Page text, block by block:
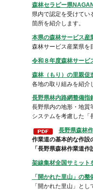
森林セラピー県
県内で認定を受けてい
箇所を紹介します。
本県の森林サービス産
森林サービス産業県を
令和８年度森林サービ
森林（もり）の里親促
各地の取り組みを紹介
長野県林内路網整備指
長野県内の地形・地質
システムを考慮した「
長野県森林
作業道の基本的な作設
「長野県森林作業道
架線集材全国サミット
「開かれた里山」の整
「開かれた里山」と